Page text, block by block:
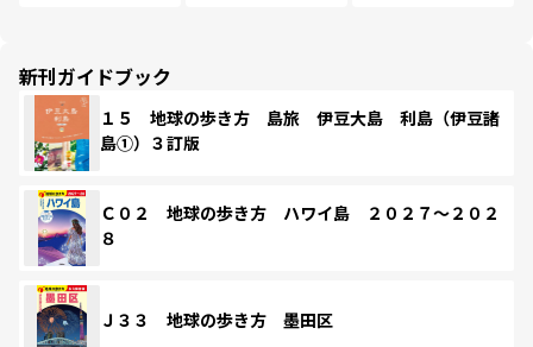
新刊ガイドブック
１５ 地球の歩き方 島旅 伊豆大島 利島（伊豆諸
島①）３訂版
Ｃ０２ 地球の歩き方 ハワイ島 ２０２７～２０２
８
Ｊ３３ 地球の歩き方 墨田区